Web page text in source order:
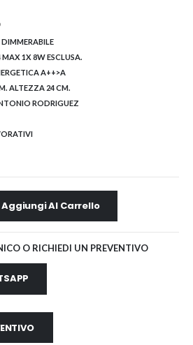
MAX 1X 8W ESCLUSA.
A++>A
ALTEZZA 24 CM.
RODRIGUEZ
Aggiungi Al Carrello
O RICHIEDI UN PREVENTIVO